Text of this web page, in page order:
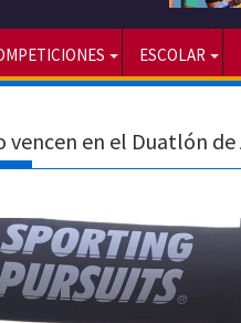
ESCOLAR
en el Duatlón